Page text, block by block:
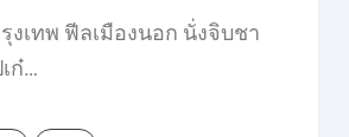
งเทพ ฟีลเมืองนอก นั่งจิบชา
ก๋…